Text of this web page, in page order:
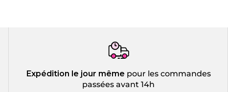
Expédition le jour même pour les commandes
passées avant 14h